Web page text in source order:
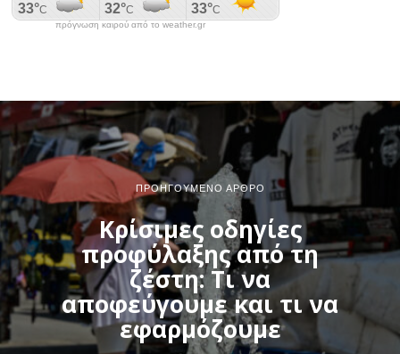
πρόγνωση καιρού από το weather.gr
ΠΡΟΗΓΟΎΜΕΝΟ ΆΡΘΡΟ
Κρίσιμες οδηγίες
προφύλαξης από τη
ζέστη: Τι να
αποφεύγουμε και τι να
εφαρμόζουμε